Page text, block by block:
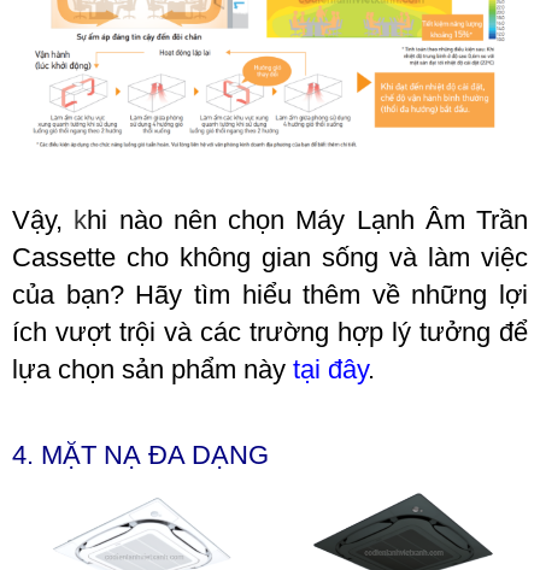
Vậy, khi nào nên chọn Máy Lạnh Âm Trần
Cassette cho không gian sống và làm việc
của bạn? Hãy tìm hiểu thêm về những lợi
ích vượt trội và các trường hợp lý tưởng để
lựa chọn sản phẩm này tại đây.
4. MẶT NẠ ĐA DẠNG